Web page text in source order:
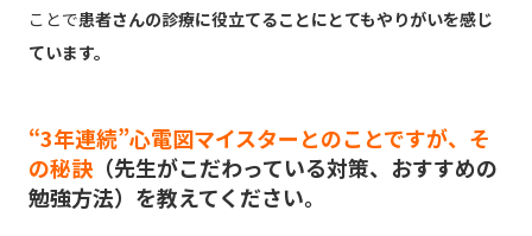
ことで患者さんの診療に役立てることにとてもやりがいを感じ
ています。
“3年連続”心電図マイスターとのことですが、そ
の秘訣（先生がこだわっている対策、おすすめの
勉強方法）を教えてください。